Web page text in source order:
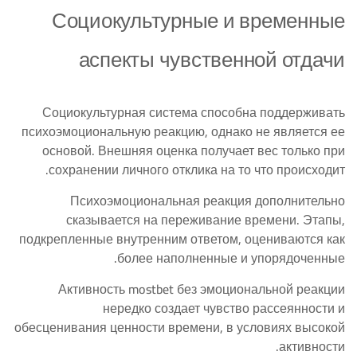
Социокультурные и временные
аспекты чувственной отдачи
Социокультурная система способна поддерживать
психоэмоциональную реакцию, однако не является ее
основой. Внешняя оценка получает вес только при
сохранении личного отклика на то что происходит.
Психоэмоциональная реакция дополнительно
сказывается на переживание времени. Этапы,
подкрепленные внутренним ответом, оцениваются как
более наполненные и упорядоченные.
Активность mostbet без эмоциональной реакции
нередко создает чувство рассеянности и
обесценивания ценности времени, в условиях высокой
активности.